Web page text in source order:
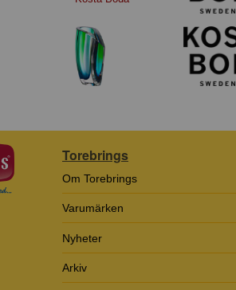
Torebrings
Om Torebrings
Varumärken
Nyheter
Arkiv